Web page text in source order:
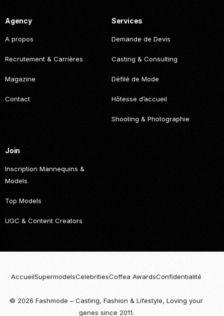
Agency
A propos
Recrutement & Carrières
Magazine
Contact
Services
Demande de Devis
Casting & Consulting
Défilé de Mode
Hôtesse d’accueil
Shooting & Photographie
Join
Inscription Mannequins &
Models
Top Models
UGC & Content Creators
© 2026 Fashmode – Casting, Fashion & Lifestyle, Loving your
genes since 2011.
AccueilSupermodelsCelebritiesCoffea AwardsConfidentialité
Become